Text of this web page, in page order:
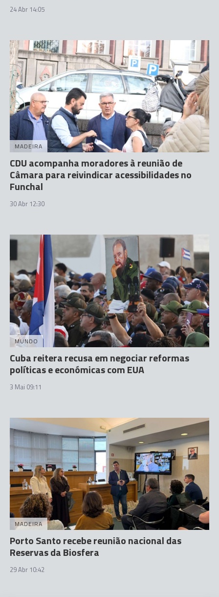
24 Abr 14:05
MADEIRA
CDU acompanha moradores à reunião de
Câmara para reivindicar acessibilidades no
Funchal
30 Abr 12:30
MUNDO
Cuba reitera recusa em negociar reformas
políticas e económicas com EUA
3 Mai 09:11
MADEIRA
Porto Santo recebe reunião nacional das
Reservas da Biosfera
29 Abr 10:42